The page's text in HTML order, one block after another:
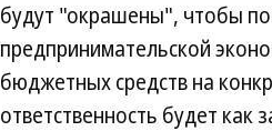
будут "окрашены", чтобы
предпринимательской
бюджетных средств на
ответственность будет